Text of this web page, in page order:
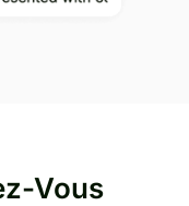
Vous